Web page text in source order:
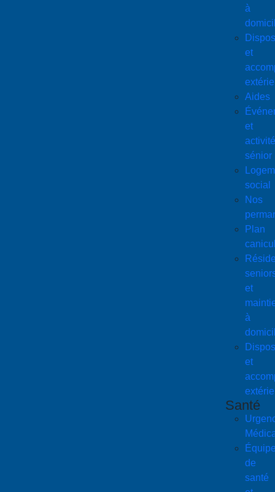
à
et
Aides
et
sénior
social
Nos
Plan
et
à
et
Santé
de
santé